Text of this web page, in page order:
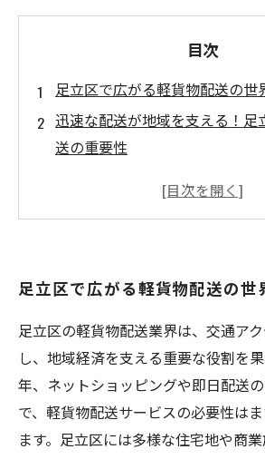
目次
足立区で広がる軽貨物配送の世
迅速な配送が地域を支える！足
送の重要性
軽貨物配送の特性とは？足立区
に応えるサービス
地域に根ざしたビジネスモデル
物配送が生み出す新たな機会
足立区の軽貨物配送がもたらす
能性
未来への展望：足立区における
れから
足立区で広がる軽貨物配送の世
足立区の軽貨物配送業界は、交通ア
し、地域経済を支える重要な役割を
年、ネットショッピングや即日配送
で、軽貨物配送サービスの必要性は
ます。足立区には多様な住宅地や商